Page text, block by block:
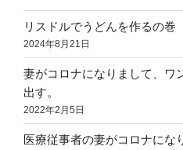
リスドルでうどんを作るの巻
2024年8月21日
妻がコロナになりまして、ワ
出す。
2022年2月5日
医療従事者の妻がコロナにな